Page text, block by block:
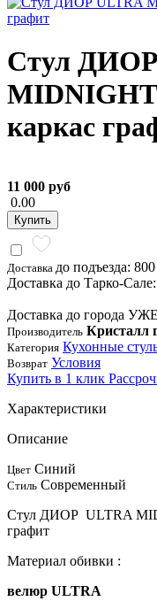
Стул
каркас
11 000 руб
0.00
Купить
Доставка до подъезда:
Доставка до Тарко-
Доставка до города
Производитель Кристалл
Категория Кухонные
Возврат Условия
Купить в 1 клик
Характеристики
Описание
Цвет Синий
Стиль Современный
Стул ДИОР ULTRA
графит
Материал обивки :
велюр ULTRA